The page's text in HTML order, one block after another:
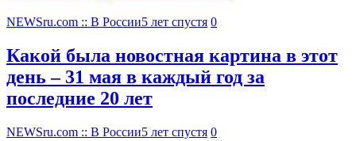
NEWSru.com :: В России5 лет спустя 0
Какой была новостная картина в этот
день – 31 мая в каждый год за
последние 20 лет
NEWSru.com :: В России5 лет спустя 0